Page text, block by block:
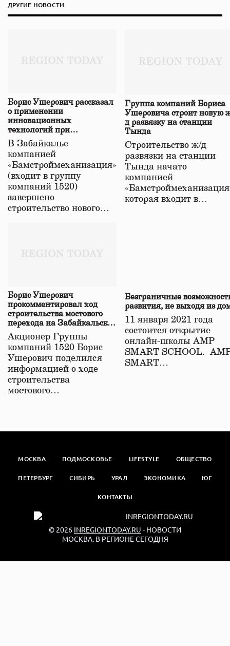
ДРУГИЕ НОВОСТИ
Борис Ушерович рассказал
о применении
инновационных
технологий при
строительстве нового моста
в Забайкалье
В Забайкалье
компанией
«Бамстроймеханизация»
(входит в группу
компаний 1520)
завершено
строительство нового…
Группа компаний Бориса
Ушеровича строит новую
д развязку на станции
Тында
Строительство ж/д
развязки на станции
Тында начато
компанией
которая входит в…
Борис Ушерович
прокомментировал ход
строительства мостового
перехода на Забайкальской
железной дороге
Акционер Группы
компаний 1520 Борис
Ушерович поделился
информацией о ходе
строительства
мостового…
Безграничные
развития, не выходя из
11 января 2021 года
состоится открытие
онлайн-школы АМР
SMART SCHOOL.
SMART…
МОСКВА ПОДМОСКОВЬЕ LIFESTYLE ОБЩЕСТВО
ПЕТЕРБУРГ СИБИРЬ УРАЛ ЭКОНОМИКА ЮГ
КОНТАКТЫ
© 2026 INREGIONTODAY.RU - НОВОСТИ
МОСКВА. В РЕГИОНЕ СЕГОДНЯ